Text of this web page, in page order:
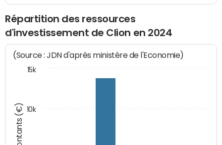
Répartition des ressources
d'investissement de Clion en 2024
Montants (€)
(Source : JDN d'après ministère de l'Economie)
10k
15k